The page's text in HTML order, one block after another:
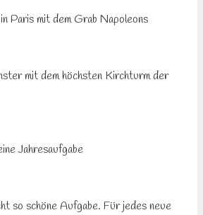
Paris mit dem Grab Napoleons
mit dem höchsten Kirchturm der
Jahresaufgabe
so schöne Aufgabe. Für jedes neue